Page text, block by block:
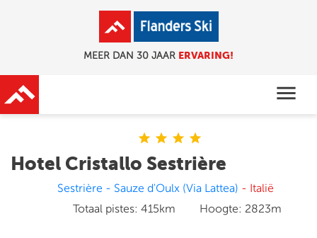
MEER DAN 30 JAAR ERVARING!
menu
star star star star
Hotel Cristallo Sestrière
Sestrière - Sauze d'Oulx (Via Lattea) - Italië
Totaal pistes: 415km Hoogte: 2823m